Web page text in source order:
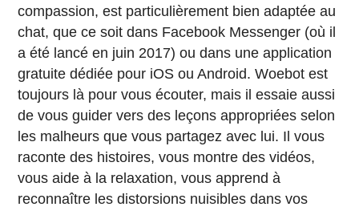
compassion, est particulièrement bien adaptée au
chat, que ce soit dans Facebook Messenger (où il
a été lancé en juin 2017) ou dans une application
gratuite dédiée pour iOS ou Android. Woebot est
toujours là pour vous écouter, mais il essaie aussi
de vous guider vers des leçons appropriées selon
les malheurs que vous partagez avec lui. Il vous
raconte des histoires, vous montre des vidéos,
vous aide à la relaxation, vous apprend à
reconnaître les distorsions nuisibles dans vos